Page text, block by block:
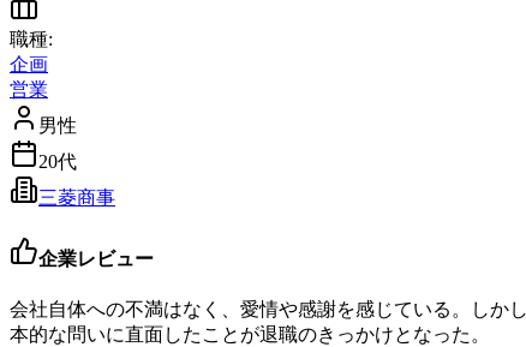
職種:
企画
営業
男性
20代
三菱商事
企業レビュー
会社自体への不満はなく、愛情や感謝を感じている。しか
本的な問いに直面したことが退職のきっかけとなった。